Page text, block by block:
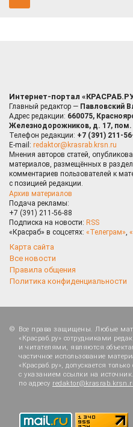
Интернет-портал
Главный редактор — Павловский
Адрес редакции: 660075,
Железнодорожников, д. 17, пом.
Телефон редакции: +7 (391) 211-
E-mail: redaktor@krasrab.krsn.ru
Мнения авторов статей,
материалов, размещённых в
комментариев пользователей к
с позицией редакции.
Архив материалов
Подача рекламы:
+7 (391) 211-56-88
Подписка на новости: RSS
«Красраб» в соцсетях: «Телеграм»,
Карта сайта
Все новости
Правила общения
Политика конфиденциальности
Все права защищены. Любые
«Красраб.ру» сотрудниками
и читателями, являются
частичное использование
«Красраб.ру», допускается
с указанием ссылки на
по адресу